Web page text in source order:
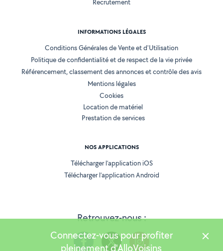
Retrouvez-nous :
Recrutement
INFORMATIONS LÉGALES
Conditions Générales de Vente et d'Utilisation
Politique de confidentialité et de respect de la vie privée
Référencement, classement des annonces et contrôle des avis
Mentions légales
Cookies
Location de matériel
Prestation de services
NOS APPLICATIONS
Télécharger l’application iOS
Télécharger l’application Android
Connectez-vous pour profiter
pleinement d'AlloVoisins